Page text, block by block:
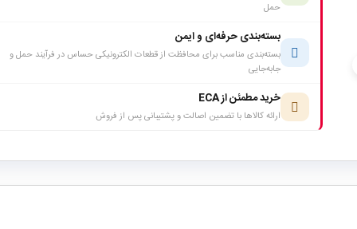
حمل
بسته‌بندی حرفه‌ای و ایمن
بسته‌بندی مناسب برای محافظت از قطعات الکترونیکی حساس در فرآیند حمل و
جابه‌جایی
خرید مطمئن از ECA
ارائه کالاها با تضمین اصالت و پشتیبانی پس از فروش